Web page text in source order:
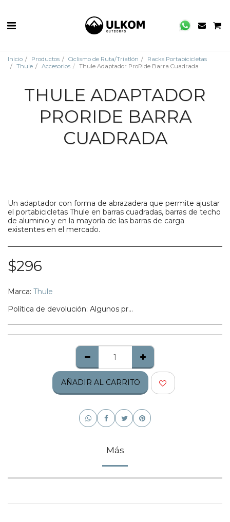
Inicio Productos Ciclismo de Ruta/Triatlón
Racks Portabicicletas
Thule
Accesorios Thule Adaptador ProRide Barra Cuadrada
THULE ADAPTADOR
PRORIDE BARRA
CUADRADA
Un adaptador con forma de abrazadera que permite ajustar
el portabicicletas Thule en barras cuadradas, barras de techo
de aluminio y en la mayoría de las barras de carga
existentes en el mercado.
$296
Marca: Thule
Política de devolución: Algunos productos no califican para ser regresados, te pedimos confirmes bien tu talla, modelo o estilo.
AÑADIR AL CARRITO
Más